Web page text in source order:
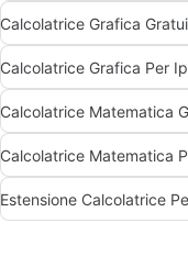
Calcolatrice Grafica
Calcolatrice Grafica Per
Calcolatrice Matematica
Estensione Calcolatrice